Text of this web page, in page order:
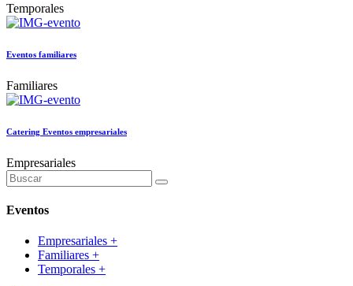
Temporales
Eventos familiares
Familiares
Catering Eventos empresariales
Empresariales
Eventos
Empresariales +
Familiares +
Temporales +